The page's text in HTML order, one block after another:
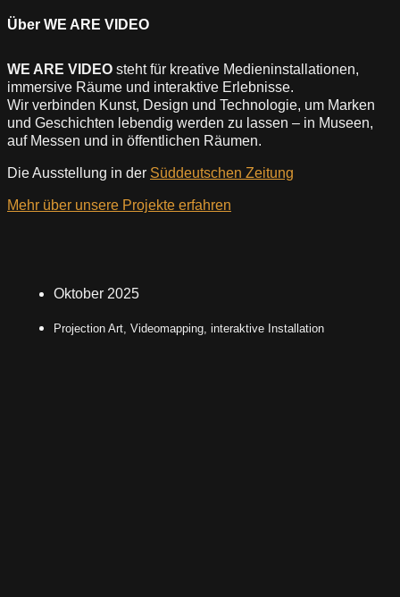
Über WE ARE VIDEO
WE ARE VIDEO steht für kreative Medieninstallationen,
immersive Räume und interaktive Erlebnisse.
Wir verbinden Kunst, Design und Technologie, um Marken
und Geschichten lebendig werden zu lassen – in Museen,
auf Messen und in öffentlichen Räumen.
Die Ausstellung in der Süddeutschen Zeitung
Mehr über unsere Projekte erfahren
Oktober 2025
Projection Art, Videomapping, interaktive Installation